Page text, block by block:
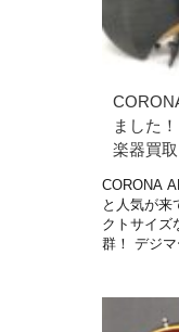
ました
楽器買
CORONA
と人気が来
クトサイズ
群！ デジ